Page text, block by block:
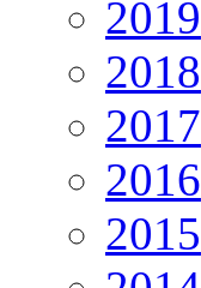
2019
2018
2017
2016
2015